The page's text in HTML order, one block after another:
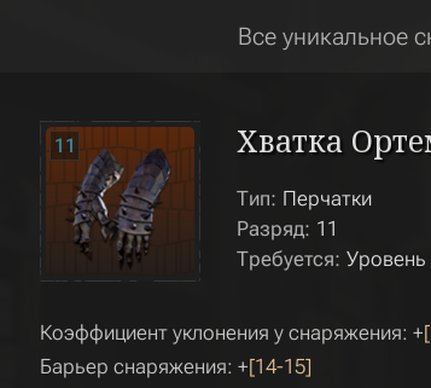
Все уникальное
11 Хватка
Тип: Перчатки
Разряд: 11
Требуется: Уровень
Коэффициент уклонения у снаряжения: +
Барьер снаряжения: +[14-15]